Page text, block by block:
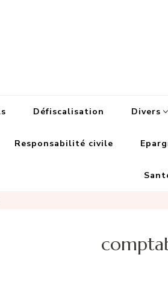
Défiscalisation Divers
Responsabilité civile